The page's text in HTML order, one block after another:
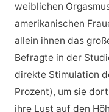
weiblichen
amerikanischen
allein ihnen das
Befragte in der
direkte Stimulation
Prozent), um sie
ihre Lust auf den